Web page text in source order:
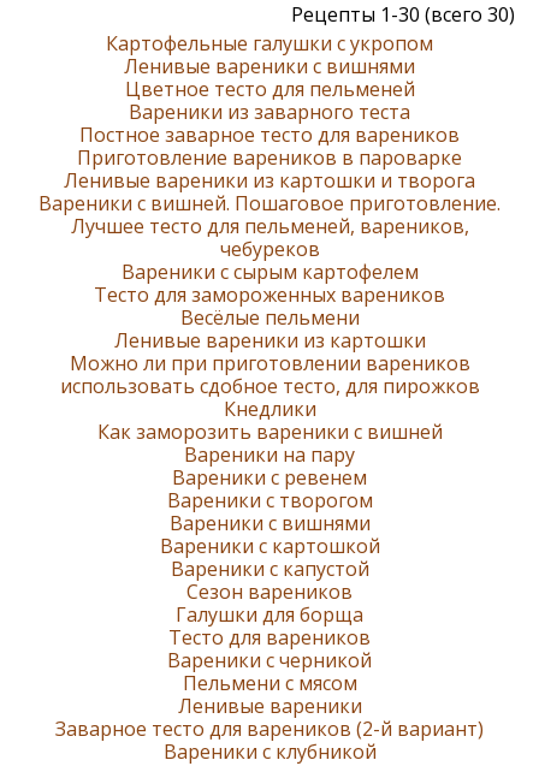
Рецепты 1-30 (всего 30)
Картофельные галушки с укропом
Ленивые вареники с вишнями
Цветное тесто для пельменей
Вареники из заварного теста
Постное заварное тесто для вареников
Приготовление вареников в пароварке
Ленивые вареники из картошки и творога
Вареники с вишней. Пошаговое приготовление.
Лучшее тесто для пельменей, вареников,
чебуреков
Вареники с сырым картофелем
Тесто для замороженных вареников
Весёлые пельмени
Ленивые вареники из картошки
Можно ли при приготовлении вареников
использовать сдобное тесто, для пирожков
Кнедлики
Как заморозить вареники с вишней
Вареники на пару
Вареники с ревенем
Вареники с творогом
Вареники с вишнями
Вареники с картошкой
Вареники с капустой
Сезон вареников
Галушки для борща
Тесто для вареников
Вареники с черникой
Пельмени с мясом
Ленивые вареники
Заварное тесто для вареников (2-й вариант)
Варeники с клубникой